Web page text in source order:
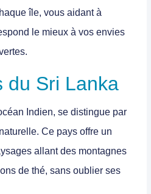
île, vous aidant à
le mieux à vos envies
du Sri Lanka
Indien, se distingue par
Ce pays offre un
allant des montagnes
de thé, sans oublier ses